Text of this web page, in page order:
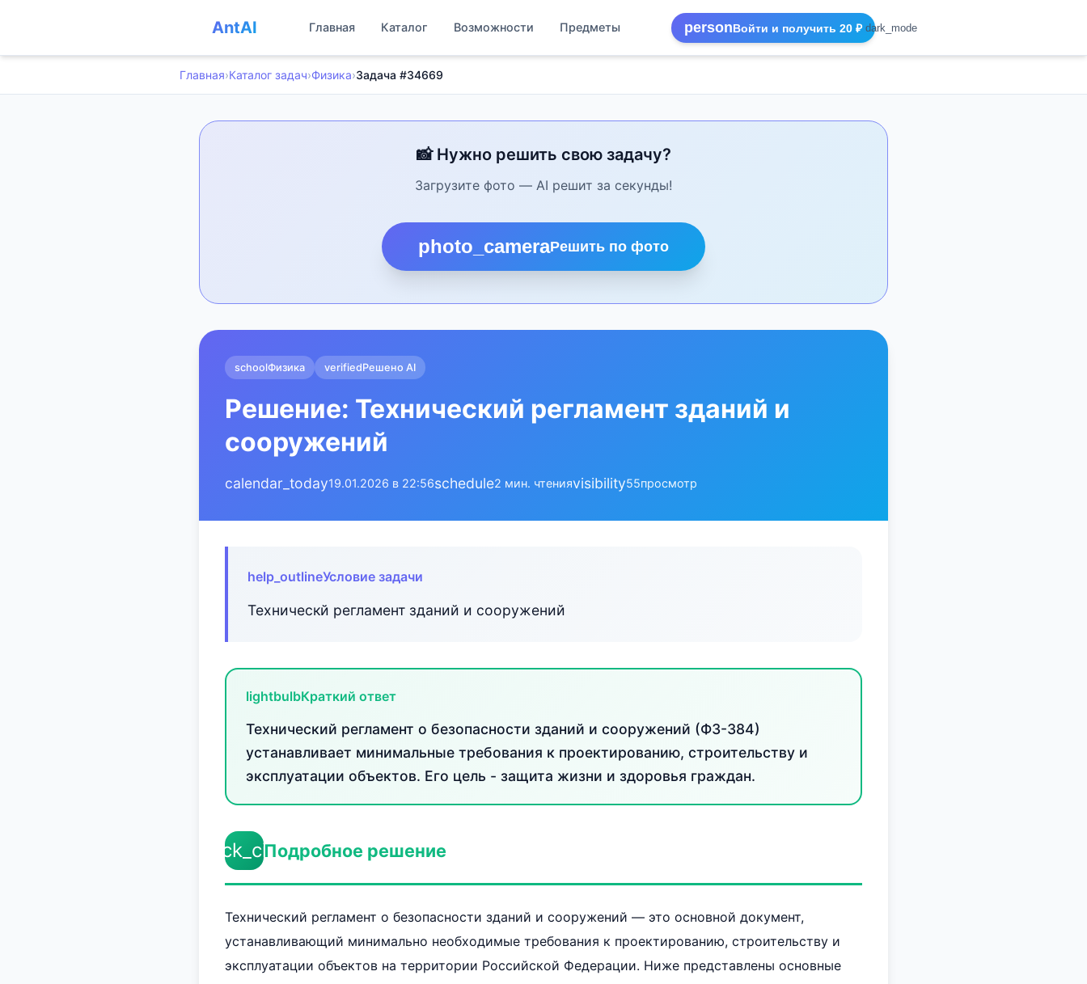
AntAI Главная Каталог Возможности Предметы personВойти и получить 20 ₽ dark_mode
Главная›Каталог задач›Физика›Задача #34669
📸 Нужно решить свою задачу?
Загрузите фото — AI решит за секунды!
photo_cameraРешить по фото
schoolФизика verifiedРешено AI
Решение: Технический регламент зданий и
сооружений
calendar_today19.01.2026 в 22:56schedule2 мин. чтенияvisibility55просмотр
help_outlineУсловие задачи
Техническй регламент зданий и сооружений
lightbulbКраткий ответ
Технический регламент о безопасности зданий и сооружений (ФЗ-384)
устанавливает минимальные требования к проектированию, строительству и
эксплуатации объектов. Его цель - защита жизни и здоровья граждан.
check_circleПодробное решение
Технический регламент о безопасности зданий и сооружений — это основной документ,
устанавливающий минимально необходимые требования к проектированию, строительству и
эксплуатации объектов на территории Российской Федерации. Ниже представлены основные